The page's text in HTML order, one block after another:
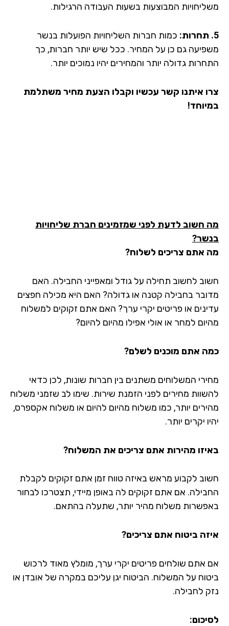
המבוצעות בשעות העבודה הרגילות.
כמות חברות השליחויות הפועלות בנשר
גם כן על המחיר. ככל שיש יותר חברות, כך
גדולה יותר והמחירים יהיו נמוכים יותר.
איתנו קשר עכשיו וקבלו הצעת מחיר משתלמת
חשוב לדעת לפני שמזמינים חברת שליחויות
אתם צריכים לשלוח?
לחשוב תחילה על גודל ומאפייני החבילה. האם
בחבילה קטנה או גדולה? האם היא מכילה חפצים
או פריטים יקרי ערך? האם אתם זקוקים למשלוח
למחר או אולי אפילו מהיום להיום?
אתם מוכנים לשלם?
המשלוחים משתנים בין חברות שונות, לכן כדאי
מחירים לפני הזמנת שירות. שימו לב שזמני משלוח
יותר, כמו משלוח מהיום להיום או משלוח אקספרס,
יקרים יותר.
מהירות אתם צריכים את המשלוח?
לקבוע מראש באיזה טווח זמן אתם זקוקים לקבלת
אם אתם זקוקים לה באופן מיידי, תצטרכו לבחור
משלוח מהיר יותר, שתעלה בהתאם.
ביטוח אתם צריכים?
אתם שולחים פריטים יקרי ערך, מומלץ מאוד לרכוש
על המשלוח. הביטוח יגן עליכם במקרה של אובדן או
לחבילה.